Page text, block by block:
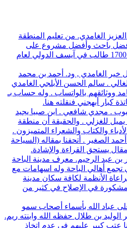
الغامدي. من تعليم المنطقة
باحث وأفضل مشروع على
مستوى العالم من بين 1700 طالب في آيسف الدولي لعام
آل خير الغامدي , ود. أحمد بن محمد
. سالم الحسن الأبلجي الغامدي
ووثائقهم بالواتساب . وله حساب بـ
كبار أبهجني فنقلته هنا.
. مجدي شافعي . ابن صبيا يجيد
للغزلي . والحقيقة أن منطقة
والكتاب والشعراء المتميزون .
الصغير . أتحفنا بمقاله (السياحة
يستحق القراءة والإشادة.
بن عبد الرحيم. معرف مدينة الباحة
أهالي الباحة وله اسهامات مع
الأنظمة لكافة سكان مدينة
مشكورة في الإصلاح في كثير من
عباد الله بأسماء أصحاب سمو
بن طلال حفظه الله وابنته ريم.
كبير عليهم في عدم اتخاذ